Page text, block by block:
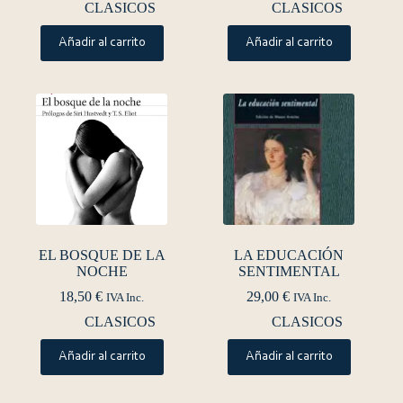
CLASICOS
Añadir al carrito
CLASICOS
Añadir al carrito
EL BOSQUE DE LA
NOCHE
18,50€ IVA Inc.
CLASICOS
Añadir al carrito
LA EDUCACIÓN
SENTIMENTAL
29,00€ IVA Inc.
CLASICOS
Añadir al carrito